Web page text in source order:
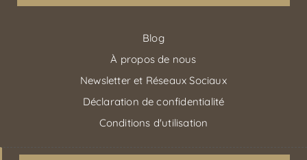
Blog
À propos de nous
Newsletter et Réseaux Sociaux
Déclaration de confidentialité
Conditions d'utilisation